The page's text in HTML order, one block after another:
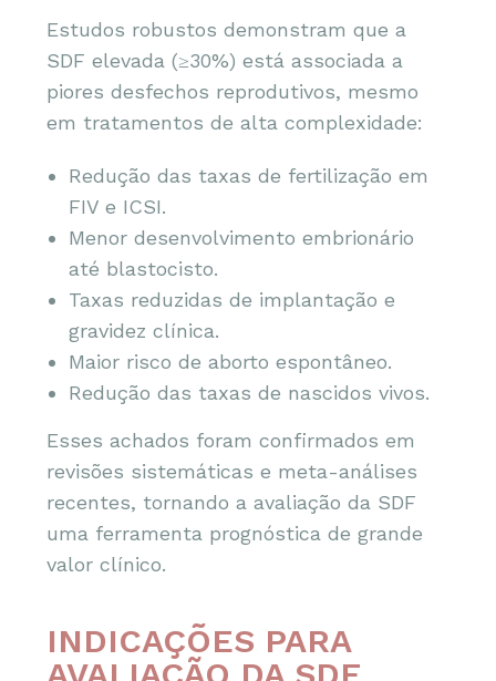
Estudos robustos demonstram que a
SDF elevada (≥30%) está associada a
piores desfechos reprodutivos, mesmo
em tratamentos de alta complexidade:
Redução das taxas de fertilização em
FIV e ICSI.
Menor desenvolvimento embrionário
até blastocisto.
Taxas reduzidas de implantação e
gravidez clínica.
Maior risco de aborto espontâneo.
Redução das taxas de nascidos vivos.
Esses achados foram confirmados em
revisões sistemáticas e meta-análises
recentes, tornando a avaliação da SDF
uma ferramenta prognóstica de grande
valor clínico.
INDICAÇÕES PARA